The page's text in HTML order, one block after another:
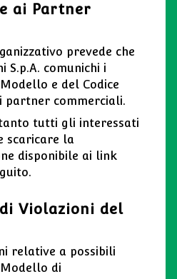
ai Partner
prevede che
S.p.A. comunichi i
e del Codice
partner commerciali.
tutti gli interessati
scaricare la
disponibile ai link
Violazioni del
relative a possibili
di